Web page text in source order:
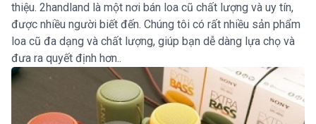
thiệu. 2handland là một nơi bán loa cũ chất lượng và uy tín,
được nhiều người biết đến. Chúng tôi có rất nhiều sản phẩm
loa cũ đa dạng và chất lượng, giúp bạn dễ dàng lựa chọ và
đưa ra quyết định hơn..